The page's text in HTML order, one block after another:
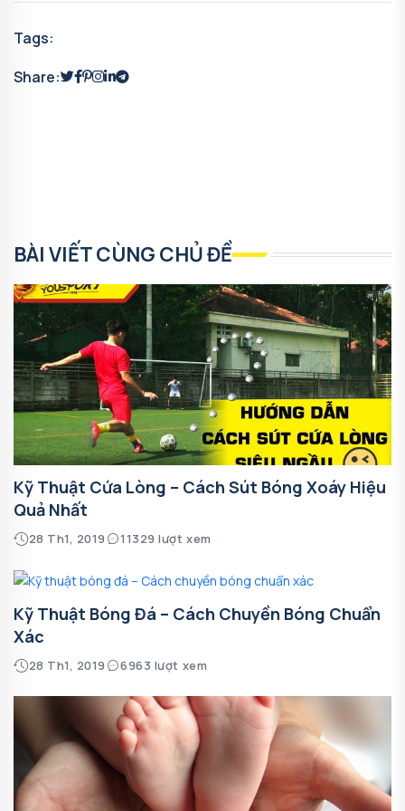
Tags:
Share:
BÀI VIẾT CÙNG CHỦ ĐỀ
Kỹ Thuật Cứa Lòng – Cách Sút Bóng Xoáy Hiệu
Quả Nhất
28 Th1, 2019 11329 lượt xem
Kỹ Thuật Bóng Đá – Cách Chuyền Bóng Chuẩn
Xác
28 Th1, 2019 6963 lượt xem